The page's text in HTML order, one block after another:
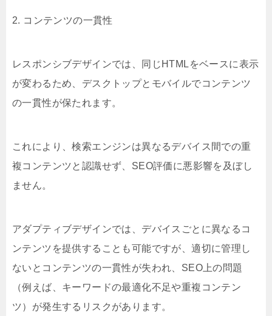
2. コンテンツの一貫性
レスポンシブデザインでは、同じHTMLをベースに表示
が変わるため、デスクトップとモバイルでコンテンツ
の一貫性が保たれます。
これにより、検索エンジンは異なるデバイス間での重
複コンテンツと認識せず、SEO評価に悪影響を及ぼし
ません。
アダプティブデザインでは、デバイスごとに異なるコ
ンテンツを提供することも可能ですが、適切に管理し
ないとコンテンツの一貫性が失われ、SEO上の問題
（例えば、キーワードの最適化不足や重複コンテン
ツ）が発生するリスクがあります。